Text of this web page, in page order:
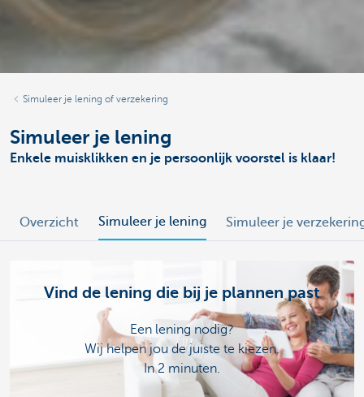
Simuleer je lening of verzekering
Simuleer je lening
Enkele muisklikken en je persoonlijk voorstel is klaar!
Overzicht Simuleer je lening Simuleer je
Vind de lening die bij je plannen past
Een lening nodig?
Wij helpen jou de juiste te kiezen.
In 2 minuten.